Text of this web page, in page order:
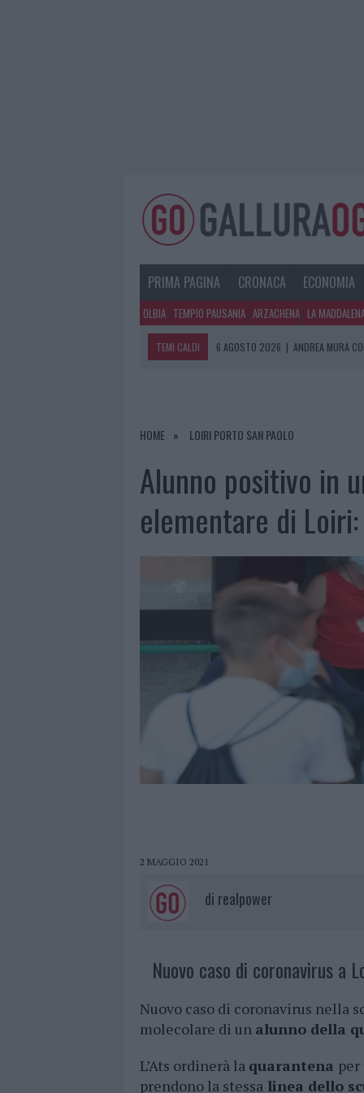
PRIMA PAGINA CRONACA ECONOMIA
OLBIA TEMPIO PAUSANIA ARZACHENA LA
TEMI CALDI 6 AGOSTO 2026 | ANDREA MURA
7 AGOSTO 2026 | MIGLIORI CLINICHE DI ESTETICA
6 AGOSTO 2026
INCENDI, A SAN PASQUALE
HOME LOIRI PORTO SAN PAOLO
Alunno positivo in
elementare di
2 MAGGIO 2021
di realpower
Nuovo caso di coronavirus a
Nuovo caso di coronavirus nella
molecolare di un alunno della
L’Ats ordinerà la quarantena
prendono la stessa linea dello